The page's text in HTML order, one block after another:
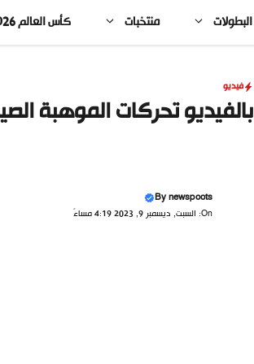
البطولات منتخبات كأس العالم 2026
فيديو
بالفيديو تحركات الموهبة
Bynewspoots
On: السبت, ديسمبر 9, 2023 4:19 مساءً